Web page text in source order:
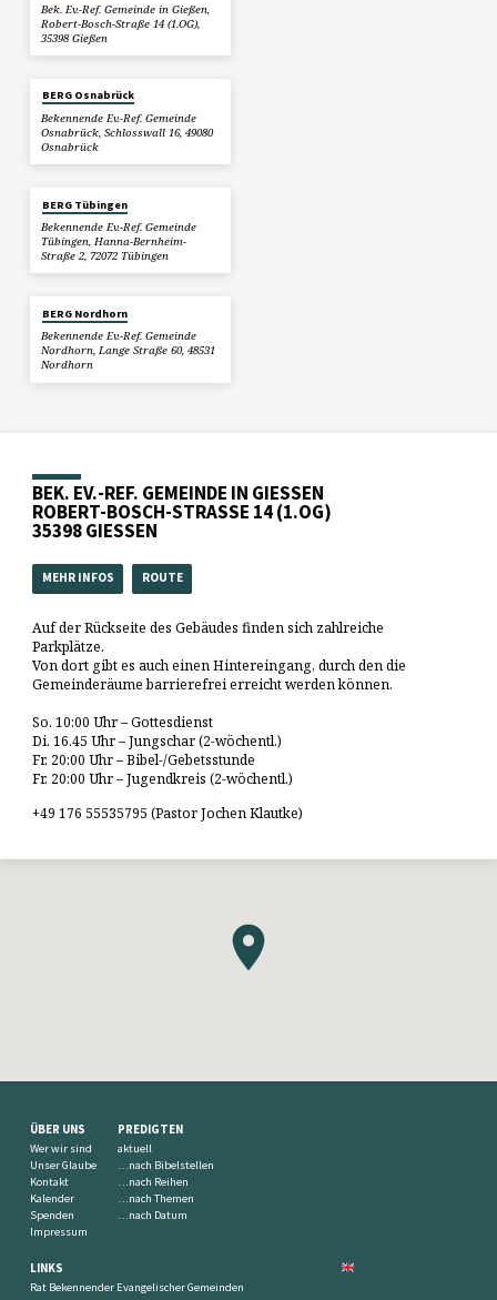
Bek. Ev.-Ref. Gemeinde in Gießen,
Robert-Bosch-Straße 14 (1.OG),
35398 Gießen
BERG Osnabrück
Bekennende Ev.-Ref. Gemeinde
Osnabrück, Schlosswall 16, 49080
Osnabrück
BERG Tübingen
Bekennende Ev.-Ref. Gemeinde
Tübingen, Hanna-Bernheim-
Straße 2, 72072 Tübingen
BERG Nordhorn
Bekennende Ev.-Ref. Gemeinde
Nordhorn, Lange Straße 60, 48531
Nordhorn
BEK. EV.-REF. GEMEINDE IN GIESSEN
ROBERT-BOSCH-STRASSE 14 (1.OG)
35398 GIESSEN
MEHR INFOS ROUTE
Auf der Rückseite des Gebäudes finden sich zahlreiche
Parkplätze.
Von dort gibt es auch einen Hintereingang, durch den die
Gemeinderäume barrierefrei erreicht werden können.
So. 10:00 Uhr – Gottesdienst
Di. 16.45 Uhr – Jungschar (2-wöchentl.)
Fr. 20:00 Uhr – Bibel-/Gebetsstunde
Fr. 20:00 Uhr – Jugendkreis (2-wöchentl.)
+49 176 55535795 (Pastor Jochen Klautke)
ÜBER UNS
Wer wir sind
Unser Glaube
Kontakt
Kalender
Spenden
Impressum
PREDIGTEN
aktuell
…nach Bibelstellen
…nach Reihen
…nach Themen
…nach Datum
LINKS
Rat Bekennender Evangelischer Gemeinden